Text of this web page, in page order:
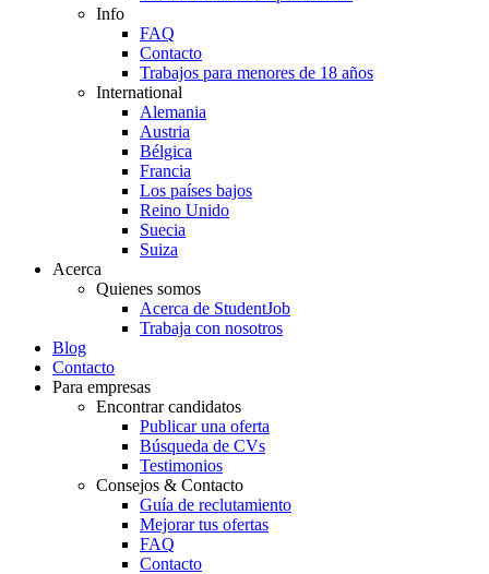
Info
FAQ
Contacto
Trabajos para menores de 18 años
International
Alemania
Austria
Bélgica
Francia
Los países bajos
Reino Unido
Suecia
Suiza
Acerca
Quienes somos
Acerca de StudentJob
Trabaja con nosotros
Blog
Contacto
Para empresas
Encontrar candidatos
Publicar una oferta
Búsqueda de CVs
Testimonios
Consejos & Contacto
Guía de reclutamiento
Mejorar tus ofertas
FAQ
Contacto